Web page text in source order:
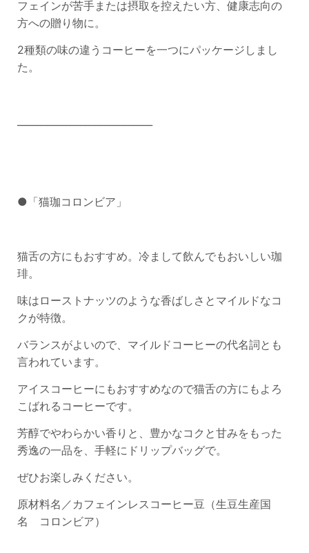
フェインが苦手または摂取を控えたい方、健康志向の
方への贈り物に。
2種類の味の違うコーヒーを一つにパッケージしまし
た。
●「猫珈コロンビア」
猫舌の方にもおすすめ。冷まして飲んでもおいしい珈
琲。
味はローストナッツのような香ばしさとマイルドなコ
クが特徴。
バランスがよいので、マイルドコーヒーの代名詞とも
言われています。
アイスコーヒーにもおすすめなので猫舌の方にもよろ
こばれるコーヒーです。
芳醇でやわらかい香りと、豊かなコクと甘みをもった
秀逸の一品を、手軽にドリップバッグで。
ぜひお楽しみください。
原材料名／カフェインレスコーヒー豆（生豆生産国
名 コロンビア）